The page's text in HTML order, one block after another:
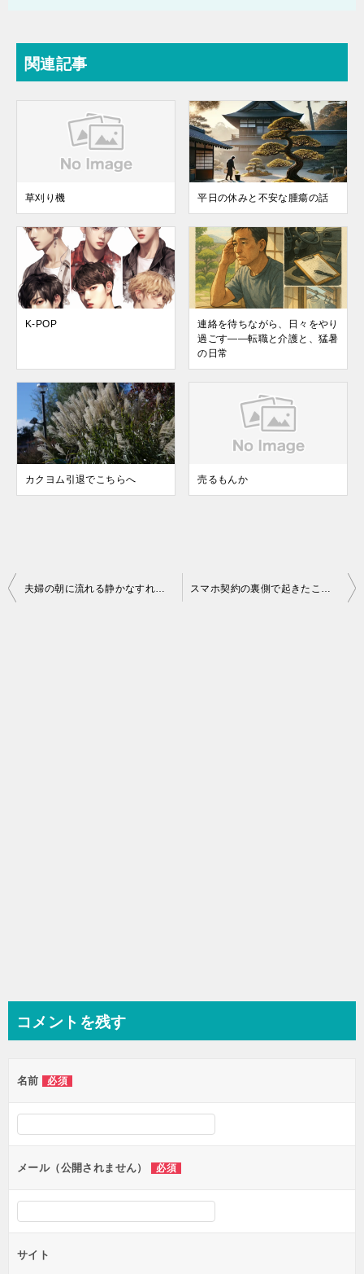
関連記事
草刈り機 平日の休みと不安な腫瘍の話
K-POP
連絡を待ちながら、日々をやり
過ごす——転職と介護と、猛暑
の日常
カクヨム引退でこちらへ 売るもんか
投
夫婦の朝に流れる静かなすれ違い スマホ契約の裏側で起きたこと：クレカ・マイナンバー無断撮影という現実
コメントを残す
名前 必須
メール（公開されません） 必須
サイト